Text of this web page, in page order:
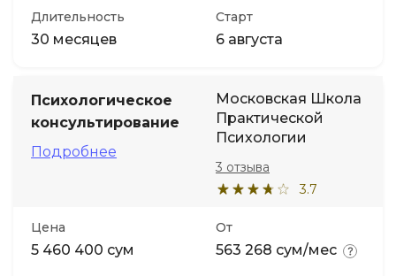
Длительность
30 месяцев
Старт
6 августа
Психологическое
консультирование
Подробнее
Московская Школа
Практической
Психологии
3.7
3 отзыва
Цена
5 460 400 сум
От
563 268 сум/мес